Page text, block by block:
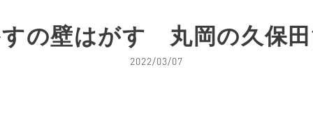
の壁はがす 丸岡の久保
2022/03/07